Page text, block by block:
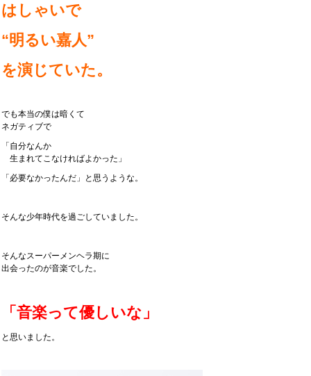
はしゃいで
“明るい嘉人”
を演じていた。
でも本当の僕は暗くて
ネガティブで
「自分なんか
生まれてこなければよかった」
「必要なかったんだ」と思うような。
そんな少年時代を過ごしていました。
そんなスーパーメンヘラ期に
出会ったのが音楽でした。
「音楽って優しいな」
と思いました。